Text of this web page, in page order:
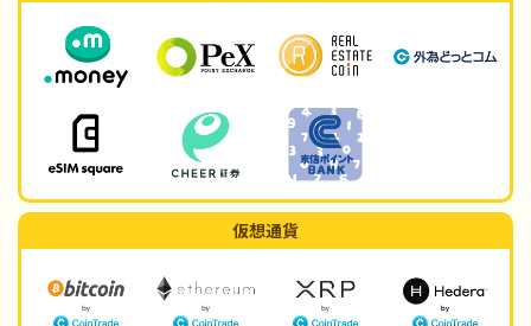
仮想通貨